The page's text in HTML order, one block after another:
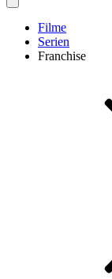
Filme
Serien
Franchise